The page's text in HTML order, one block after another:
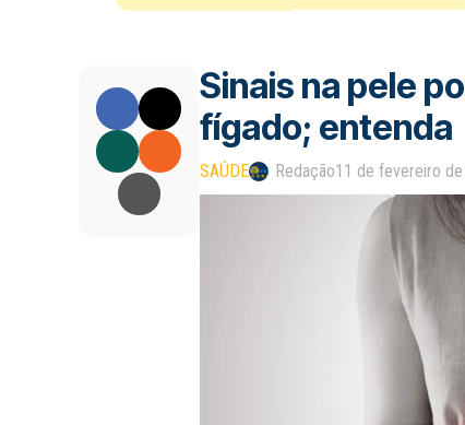
Sinais na pele
fígado; entenda
SAÚDE Redação11 de fevereiro